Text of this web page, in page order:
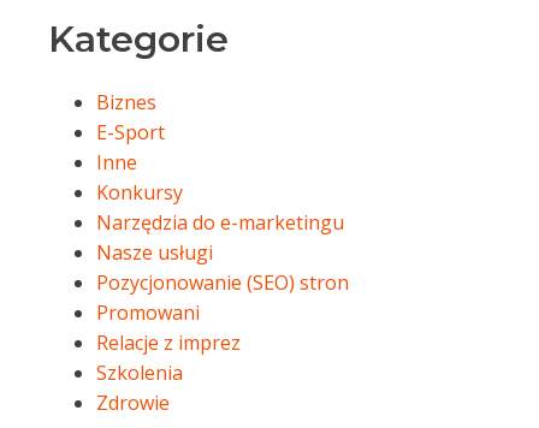
Kategorie
Biznes
E-Sport
Inne
Konkursy
Narzędzia do e-marketingu
Nasze usługi
Pozycjonowanie (SEO) stron
Promowani
Relacje z imprez
Szkolenia
Zdrowie